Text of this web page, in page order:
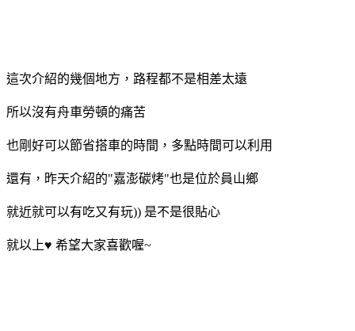
這次介紹的幾個地方，路程都不是相差太遠
所以沒有舟車勞頓的痛苦
也剛好可以節省搭車的時間，多點時間可以利用
還有，昨天介紹的"嘉澎碳烤"也是位於員山鄉
就近就可以有吃又有玩)) 是不是很貼心
就以上♥ 希望大家喜歡喔~